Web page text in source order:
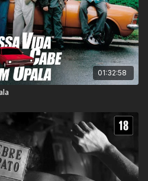
01:32:58